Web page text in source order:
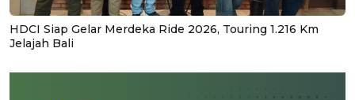
HDCI Siap Gelar Merdeka Ride 2026, Touring 1.216 Km
Jelajah Bali